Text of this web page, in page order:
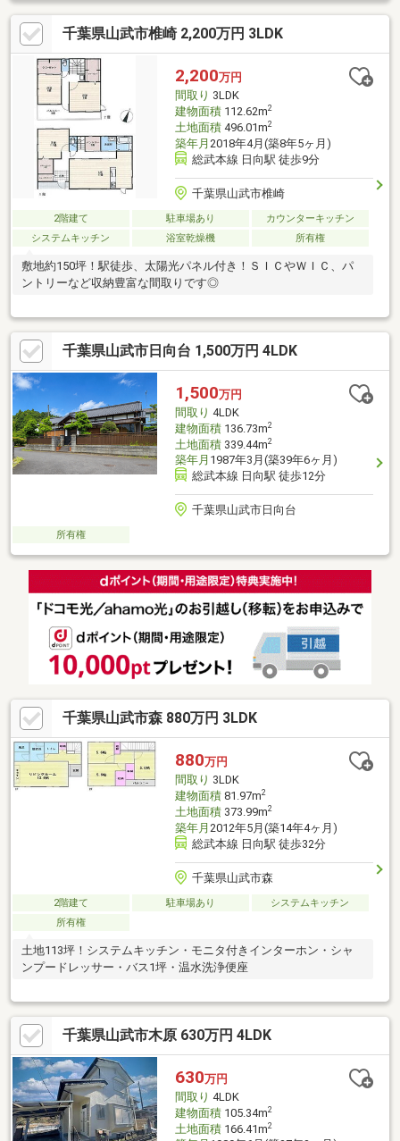
千葉県山武市椎崎 2,200万円 3LDK
2,200万円
間取り 3LDK
建物面積112.62m2
土地面積496.01m2
築年月 2018年4月(築8年5ヶ月)
総武本線 日向駅 徒歩9分
千葉県山武市椎崎
2階建て 駐車場あり
カウンターキッチン
システムキッチン
浴室乾燥機 所有権
敷地約150坪！駅徒歩、太陽光パネル付き！ＳＩＣやＷＩＣ、パ
ントリーなど収納豊富な間取りです◎
千葉県山武市日向台 1,500万円 4LDK
1,500万円
間取り 4LDK
建物面積136.73m2
土地面積339.44m2
築年月 1987年3月(築39年6ヶ月)
総武本線 日向駅 徒歩12分
千葉県山武市日向台
所有権
千葉県山武市森 880万円 3LDK
880万円
間取り 3LDK
建物面積81.97m2
土地面積373.99m2
築年月 2012年5月(築14年4ヶ月)
総武本線 日向駅 徒歩32分
千葉県山武市森
2階建て 駐車場あり
システムキッチン
所有権
土地113坪！システムキッチン・モニタ付きインターホン・シャ
ンプードレッサー・バス1坪・温水洗浄便座
千葉県山武市木原 630万円 4LDK
630万円
間取り 4LDK
建物面積105.34m2
土地面積166.41m2